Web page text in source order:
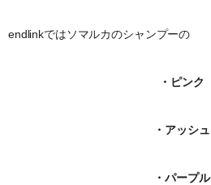
endlinkではソマルカのシャンプーの
・ピンク
・アッシュ
・パープル